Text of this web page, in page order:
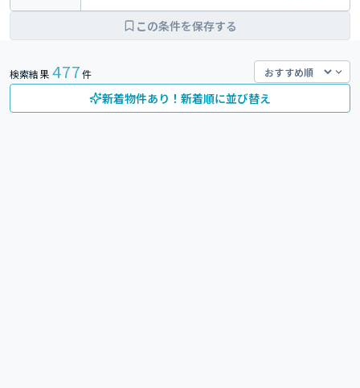
この条件を保存する
検索結果 477件
新着物件あり！新着順に並び替え